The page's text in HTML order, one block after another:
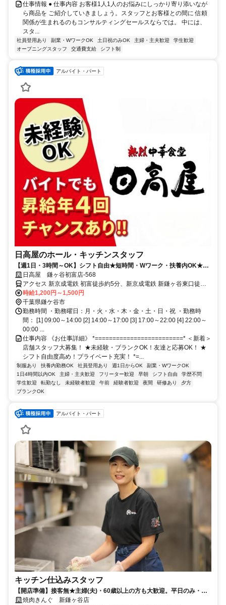
仕事情報 ● 仕事内容 お客様1人1人のお悩みにしっかり寄り添いなが
ら商品を ご紹介していきましょう。スタッフとお客様との間に 信頼
関係が生まれるのもコンサルティングセールスならでは。 中には、
スタ...
社員登用あり 副業・WワークOK 土日祝のみOK 主婦・主夫歓迎
学生歓迎
オープニングスタッフ
交通費支給 シフト制
アルバイト・パート
日高屋のホール・キッチンスタッフ
【週1日・3時間～OK】シフト自由★短時間・Wワーク・扶養内OK★食
事補助あり
日高屋 鎌ヶ谷初富店-568
アクセス 新京成電鉄 初富徒歩約5分、新京成電鉄 新鎌ヶ谷東口徒歩
約11分、東武野田線 新鎌ヶ谷東口徒歩約11分
時給1,200円～1,500円
千葉県鎌ケ谷市
勤務時間 ・勤務曜日：月・火・水・木・金・土・日・祝 ・勤務時
間： [1] 09:00～14:00 [2] 14:00～17:00 [3] 17:00～22:00 [4] 22:00～
00:00 ...
仕事内容 《お仕事詳細》 *=========================* ＜新着＞
店舗スタッフ大募集！ ★未経験・ブランクOK！友達と応募OK！ ★
シフト自由度高め！プライベート充実！ *=...
制服あり 扶養内勤務OK 社員登用あり 週1日からOK
副業・WワークOK
1日4時間以内OK
主婦・主夫歓迎 フリーター歓迎 早朝 シフト自由
学歴不問
学生歓迎
転勤なし 未経験者歓迎 午前 経験者歓迎 夜間 研修あり
夕方
ブランクOK
アルバイト・パート
キッチン仕込みスタッフ
【開店準備】接客無★主婦(夫)・60歳以上の方も大歓迎。平日のみ・土
日のみ勤務も歓迎
焼肉きんぐ 新鎌ヶ谷店